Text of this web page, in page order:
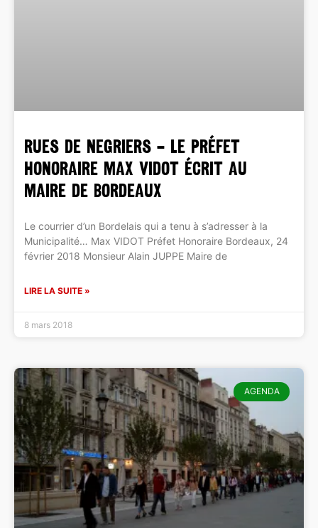
RUES DE NEGRIERS – Le Préfet
honoraire Max Vidot écrit au
Maire de Bordeaux
Le courrier d’un Bordelais qui a tenu à s’adresser à la
Municipalité… Max VIDOT Préfet Honoraire Bordeaux, 24
février 2018 Monsieur Alain JUPPE Maire de
LIRE LA SUITE »
8 mars 2018
AGENDA